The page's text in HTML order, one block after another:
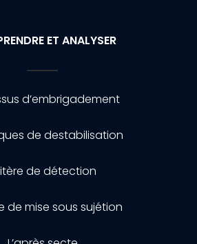
ET ANALYSER
d’embrigadement
de destabilisation
de détection
de mise sous sujétion